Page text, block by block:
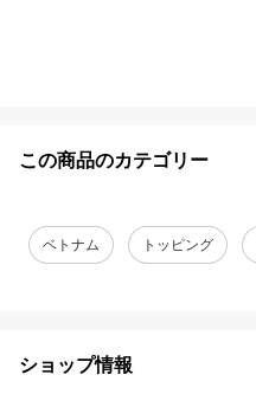
この商品のカテゴリー
ベトナム トッピング
ショップ情報